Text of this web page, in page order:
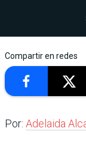
Compartir en redes
Por: Adelaida